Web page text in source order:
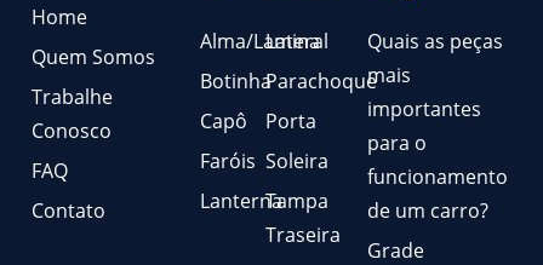
Home
Quem Somos
Trabalhe
Conosco
FAQ
Contato
Alma/Lamina
Botinha
Capô
Faróis
Lanterna
Lateral
Parachoque
Porta
Soleira
Tampa
Traseira
Quais as peças
mais
importantes
para o
funcionamento
de um carro?
Grade